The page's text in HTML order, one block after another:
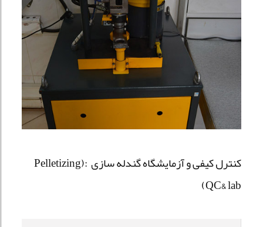
کنترل کیفی و آزمایشگاه گندله سازی :(Pelletizing
QC& lab)